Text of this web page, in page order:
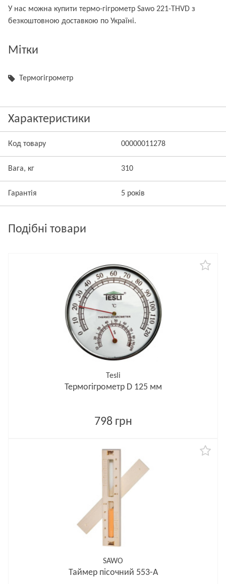
У нас можна купити термо-гігрометр Sawo 221-THVD з
безкоштовною доставкою по Україні.
Мітки
Термогігрометр
Характеристики
Код товару 00000011278
Вага, кг 310
Гарантія 5 років
Подібні товари
Tesli
Термогігрометр D 125 мм
798 грн
SAWO
Таймер пісочний 553-A